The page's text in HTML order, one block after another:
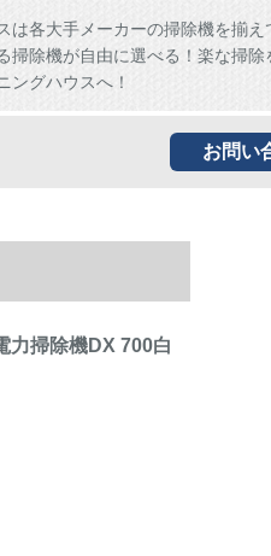
は各大手メーカーの掃除機を揃え
掃除機が自由に選べる！楽な掃除
ングハウスへ！
お問い
力掃除機DX 700白